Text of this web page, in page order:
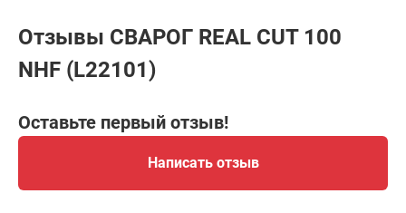
Отзывы СВАРОГ REAL CUT 100
NHF (L22101)
Оставьте первый отзыв!
Написать отзыв